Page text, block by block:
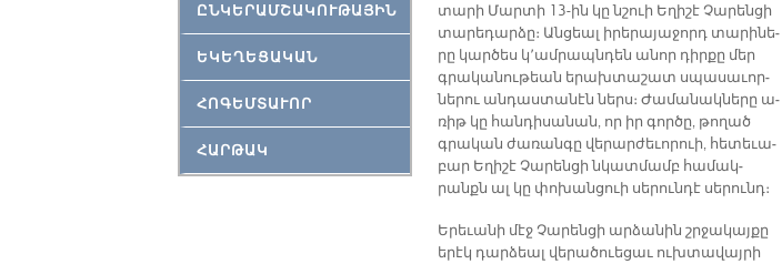
ԸՆԿԵՐԱՄՇԱԿՈՒԹԱՅԻՆ
ԵԿԵՂԵՑԱԿԱՆ
ՀՈԳԵՄՏԱՒՈՐ
ՀԱՐԹԱԿ
տա­րի Մար­տի 13-ին կը նշուի Ե­ղի­շէ Չա­րեն­ցի
տա­րե­դար­ձը։ Ան­ցեալ ի­րե­րա­յա­ջորդ տա­րի­նե­
րը կար­ծես կ՚ամ­րապն­դեն ա­նոր դիր­քը մեր
գրա­կա­նու­թեան ե­րախ­տա­շատ սպա­սա­ւոր­
նե­րու ան­դաս­տա­նէն ներս։ Ժա­մա­նակ­նե­րը ա­
ռիթ կը հան­դի­սա­նան, որ իր գոր­ծը, թո­ղած
գրա­կան ժա­ռան­գը վե­րար­ժե­ւո­րուի, հե­տե­ւա­
բար Ե­ղի­շէ Չա­րեն­ցի նկատ­մամբ հա­մակ­
րանքն ալ կը փո­խան­ցուի սե­րուն­դէ սե­րունդ։
Ե­րե­ւա­նի մէջ Չա­րեն­ցի ար­ձա­նին շրջա­կայ­քը
ե­րէկ դար­ձեալ վե­րա­ծուե­ցաւ ուխ­տա­վայ­րի